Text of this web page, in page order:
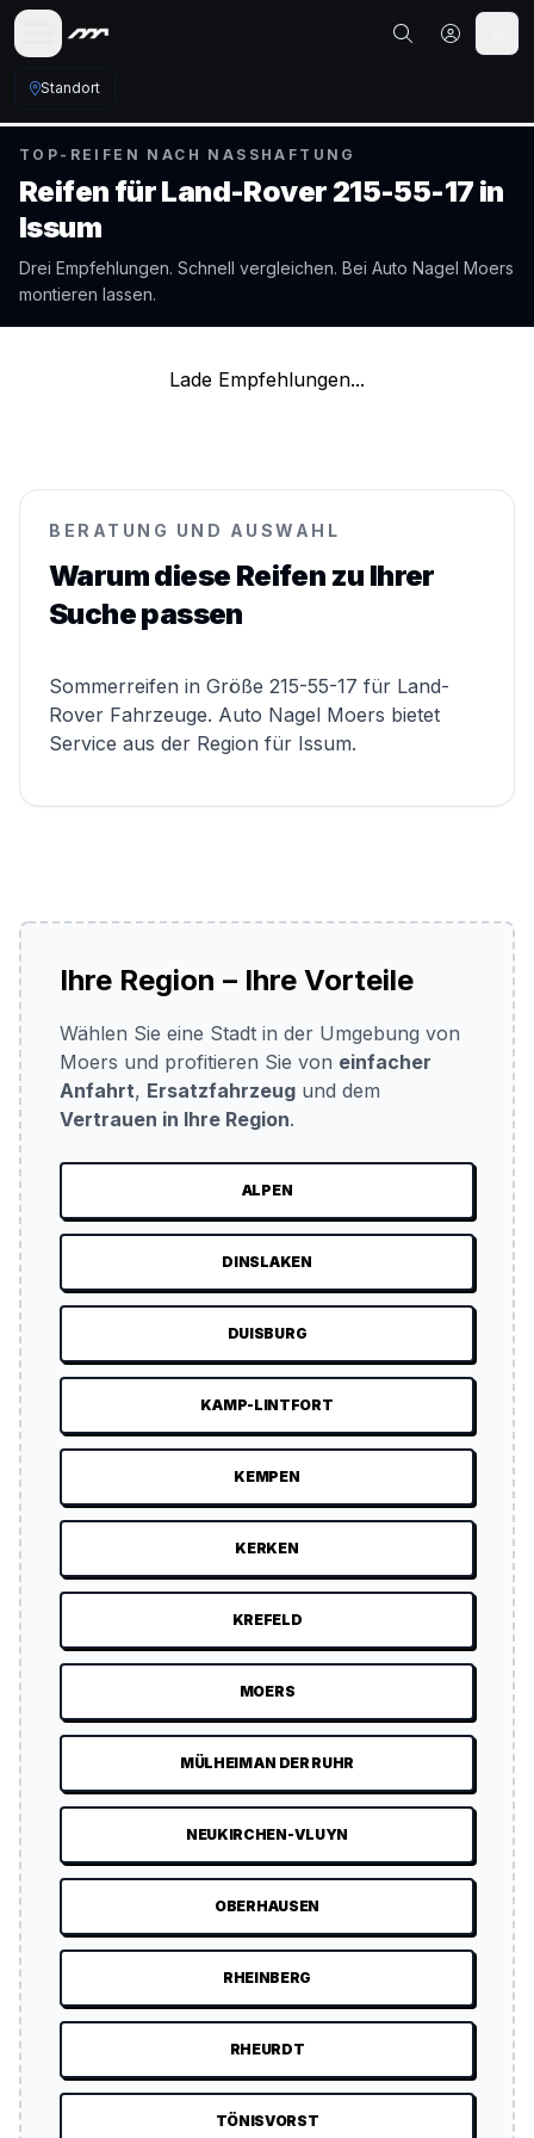
Standort
TOP-REIFEN NACH NASSHAFTUNG
Reifen fürLand-Rover 215-55-17 in
Issum
Drei Empfehlungen. Schnell vergleichen. Bei Auto Nagel Moers
montieren lassen.
Lade Empfehlungen...
BERATUNG UND AUSWAHL
Warum diese Reifen zu Ihrer
Suche passen
Sommerreifen in Größe 215-55-17 für Land-
Rover Fahrzeuge. Auto Nagel Moers bietet
Service aus der Region für Issum.
Ihre Region – Ihre Vorteile
Wählen Sie eine Stadt in der Umgebung von
Moers und profitieren Sie von einfacher
Anfahrt, Ersatzfahrzeug und dem
Vertrauen in Ihre Region.
ALPEN
DINSLAKEN
DUISBURG
KAMP-LINTFORT
KEMPEN
KERKEN
KREFELD
MOERS
MÜLHEIM AN DER RUHR
NEUKIRCHEN-VLUYN
OBERHAUSEN
RHEINBERG
RHEURDT
TÖNISVORST